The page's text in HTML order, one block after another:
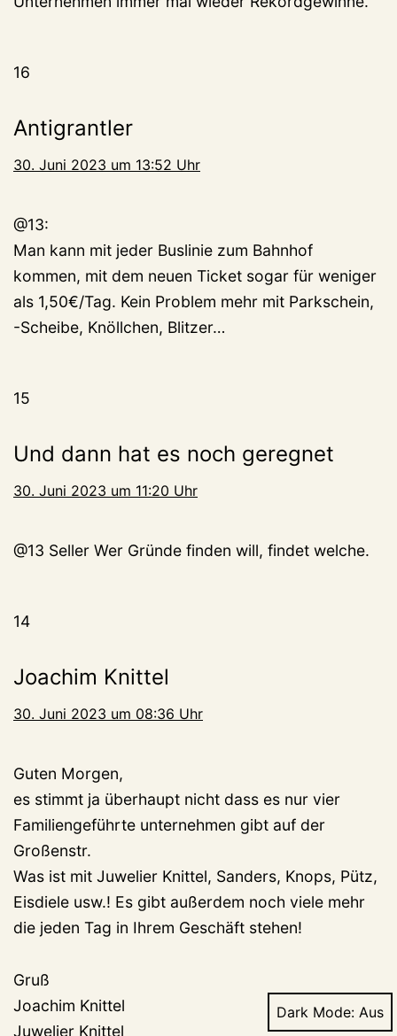
16
Antigrantler
30. Juni 2023 um 13:52 Uhr
@13:
Man kann mit jeder Buslinie zum Bahnhof
kommen, mit dem neuen Ticket sogar für weniger
als 1,50€/Tag. Kein Problem mehr mit Parkschein,
-Scheibe, Knöllchen, Blitzer…
15
Und dann hat es noch geregnet
30. Juni 2023 um 11:20 Uhr
@13 Seller Wer Gründe finden will, findet welche.
14
Joachim Knittel
30. Juni 2023 um 08:36 Uhr
Guten Morgen,
es stimmt ja überhaupt nicht dass es nur vier
Familiengeführte unternehmen gibt auf der
Großenstr.
Was ist mit Juwelier Knittel, Sanders, Knops, Pütz,
Eisdiele usw.! Es gibt außerdem noch viele mehr
die jeden Tag in Ihrem Geschäft stehen!
Gruß
Joachim Knittel
Juwelier Knittel
Dark Mode: